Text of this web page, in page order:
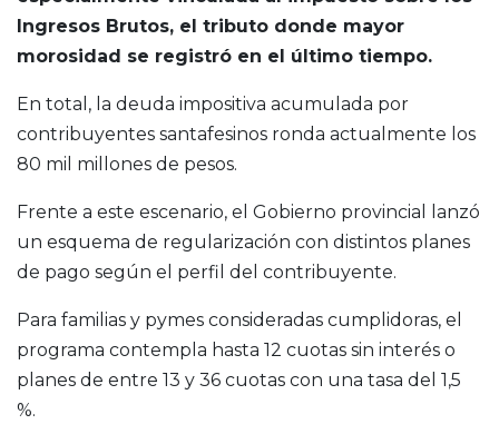
Ingresos Brutos, el tributo donde mayor
morosidad se registró en el último tiempo.
En total, la deuda impositiva acumulada por
contribuyentes santafesinos ronda actualmente los
80 mil millones de pesos.
Frente a este escenario, el Gobierno provincial lanzó
un esquema de regularización con distintos planes
de pago según el perfil del contribuyente.
Para familias y pymes consideradas cumplidoras, el
programa contempla hasta 12 cuotas sin interés o
planes de entre 13 y 36 cuotas con una tasa del 1,5
%.